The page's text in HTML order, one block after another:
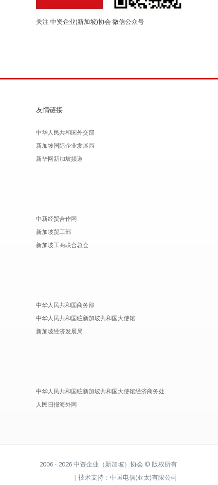
关注 中资企业(新加坡)协会 微信公众号
友情链接
中华人民共和国外交部
新加坡国际企业发展局
新华网新加坡频道
中新经贸合作网
新加坡贸工部
新加坡工商联合总会
中华人民共和国商务部
中华人民共和国驻新加坡共和国大使馆
新加坡经济发展局
中华人民共和国驻新加坡共和国大使馆经济商务处
人民日报海外网
2006 - 2026 中资企业（新加坡）协会 © 版权所有
| 技术支持：中国电信(亚太)有限公司